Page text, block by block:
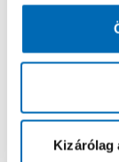
Kizárólag